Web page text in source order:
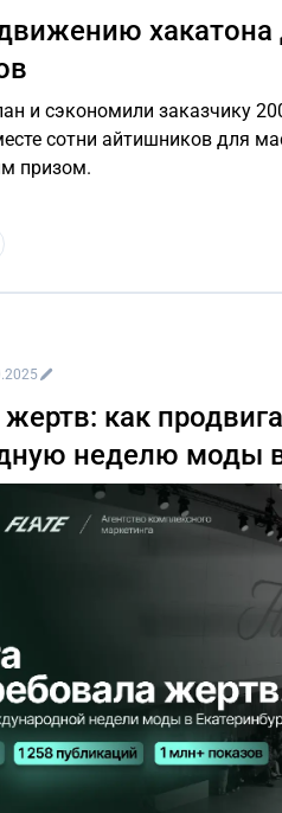
хакатона
и сэкономили заказчику 200
сотни айтишников для
призом.
как
неделю моды в